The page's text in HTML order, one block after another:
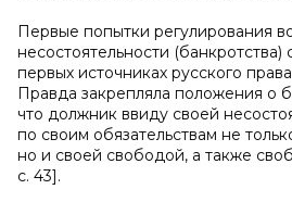
Первые попытки регулирования
несостоятельности (банкротства)
первых источниках русского
Правда закрепляла положения о
что должник ввиду своей
по своим обязательствам не
но и своей свободой, а также
с. 43].